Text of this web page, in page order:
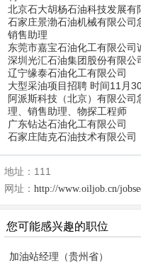
北京石大胡杨石油科技发展有
石家庄景渤石油机械有限公司
销售助理
东莞市嘉宝石油化工有限公司
深圳光汇石油集团股份有限公
辽宁缘泰石油化工有限公司
大型采油项目招聘 时间11月
阿派斯科技（北京）有限公司
理、销售助理、物探工程师
广东钻达石油化工有限公司
石家庄陆克石油技术有限公司
地址：111
网址： http://www.oiljob.cn/jobseeker/
您可能感兴趣的职位
加油站经理（贵州省）